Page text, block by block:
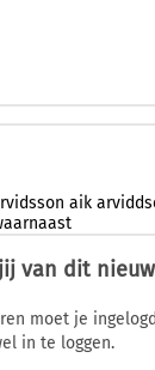
aik
van dit
moet je
in te loggen.